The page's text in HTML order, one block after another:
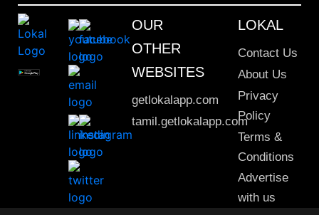
OUR
OTHER
WEBSITES
getlokalapp.com
tamil.getlokalapp.com
LOKAL
Contact Us
About Us
Privacy
Policy
Terms &
Conditions
Advertise
with us